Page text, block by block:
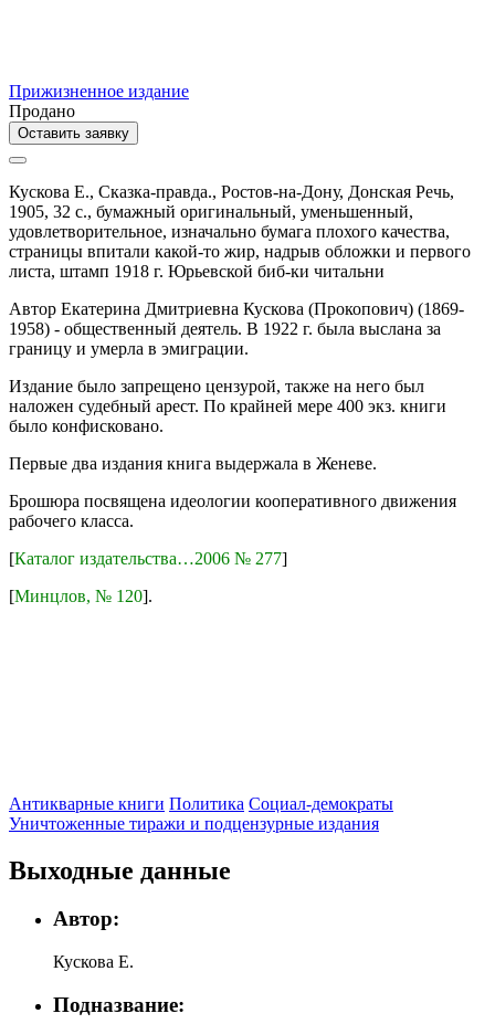
Прижизненное издание
Продано
Оставить заявку
Кускова Е., Сказка-правда., Ростов-на-Дону, Донская Речь,
1905, 32 с., бумажный оригинальный, уменьшенный,
удовлетворительное, изначально бумага плохого качества,
страницы впитали какой-то жир, надрыв обложки и первого
листа, штамп 1918 г. Юрьевской биб-ки читальни
Автор Екатерина Дмитриевна Кускова (Прокопович) (1869-
1958) - общественный деятель. В 1922 г. была выслана за
границу и умерла в эмиграции.
Издание было запрещено цензурой, также на него был
наложен судебный арест. По крайней мере 400 экз. книги
было конфисковано.
Первые два издания книга выдержала в Женеве.
Брошюра посвящена идеологии кооперативного движения
рабочего класса.
[Каталог издательства…2006 № 277]
[Минцлов, № 120].
Антикварные книги Политика Социал-демократы
Уничтоженные тиражи и подцензурные издания
Выходные данные
Автор:
Кускова Е.
Подназвание: